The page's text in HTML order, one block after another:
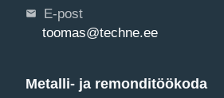
E-post
toomas@techne.ee
Metalli- ja remonditöökoda